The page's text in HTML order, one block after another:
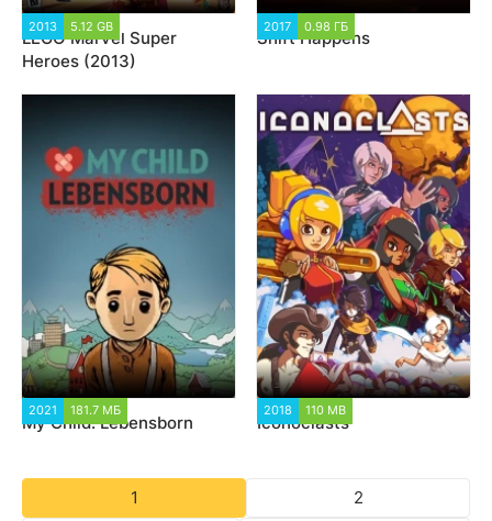
2013 5.12 GB
LEGO Marvel Super
Heroes (2013)
2017 0.98 ГБ
Shift Happens
2021 181.7 МБ
My Child: Lebensborn
2018 110 MB
Iconoclasts
1
2